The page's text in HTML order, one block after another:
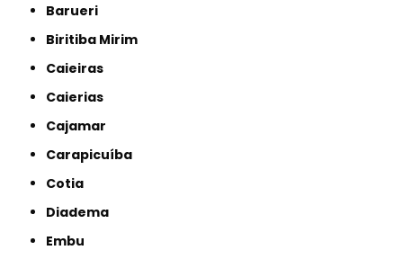
Barueri
Biritiba Mirim
Caieiras
Caierias
Cajamar
Carapicuíba
Cotia
Diadema
Embu